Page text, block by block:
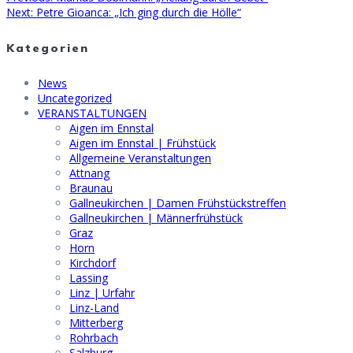
Beitragsnavigation
post:
Next: Next
Petre Gioanca: „Ich ging durch die Hölle“
Kategorien
News
Uncategorized
VERANSTALTUNGEN
Aigen im Ennstal
Aigen im Ennstal | Frühstück
Allgemeine Veranstaltungen
Attnang
Braunau
Gallneukirchen | Damen Frühstückstreffen
Gallneukirchen | Männerfrühstück
Graz
Horn
Kirchdorf
Lassing
Linz | Urfahr
Linz-Land
Mitterberg
Rohrbach